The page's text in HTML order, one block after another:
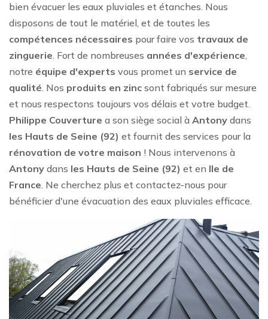
bien évacuer les eaux pluviales et étanches. Nous
disposons de tout le matériel, et de toutes les
compétences nécessaires pour faire vos travaux de
zinguerie. Fort de nombreuses années d'expérience,
notre équipe d'experts vous promet un service de
qualité. Nos produits en zinc sont fabriqués sur mesure
et nous respectons toujours vos délais et votre budget.
Philippe Couverture a son siège social à Antony dans
les Hauts de Seine (92) et fournit des services pour la
rénovation de votre maison ! Nous intervenons à
Antony dans les Hauts de Seine (92) et en Ile de
France. Ne cherchez plus et contactez-nous pour
bénéficier d'une évacuation des eaux pluviales efficace.